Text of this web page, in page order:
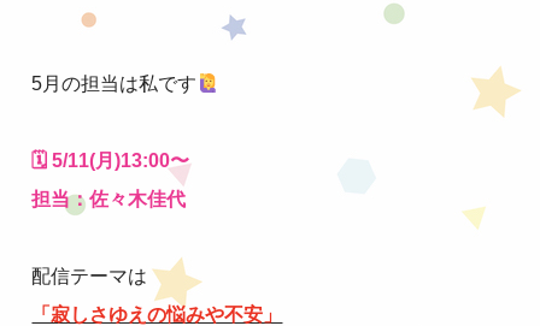
5月の担当は私です
🗓 5/11(月)13:00〜
担当：佐々木佳代
配信テーマは
「寂しさゆえの悩みや不安」